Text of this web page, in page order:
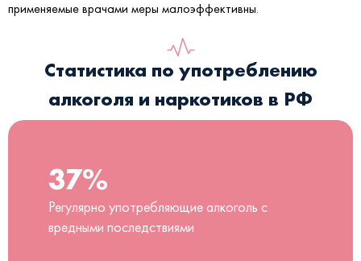
применяемые врачами меры малоэффективны.
Статистика по употреблению
алкоголя и наркотиков в РФ
37%
Регулярно употребляющие алкоголь с
вредными последствиями